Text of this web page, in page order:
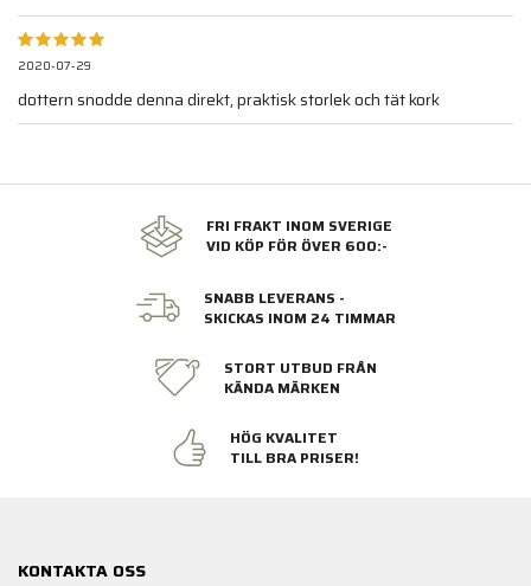
2020-07-29
dottern snodde denna direkt, praktisk storlek och tät kork
FRI FRAKT INOM SVERIGE
VID KÖP FÖR ÖVER 600:-
SNABB LEVERANS -
SKICKAS INOM 24 TIMMAR
STORT UTBUD FRÅN
KÄNDA MÄRKEN
HÖG KVALITET
TILL BRA PRISER!
KONTAKTA OSS